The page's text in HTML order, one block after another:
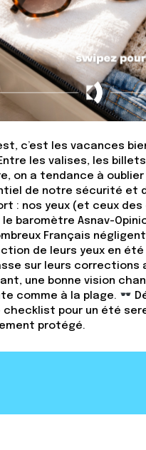
c’est les vacances
les valises, les
on a tendance à
de notre sécurité et
: nos yeux (et ceux
le baromètre Asnav-
Français
de leurs yeux en
sur leurs corrections
une bonne vision
comme à la plage.
checklist pour un été
protégé.